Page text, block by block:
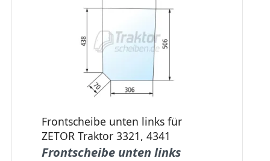
Frontscheibe unten links für
ZETOR Traktor 3321, 4341
Frontscheibe unten links